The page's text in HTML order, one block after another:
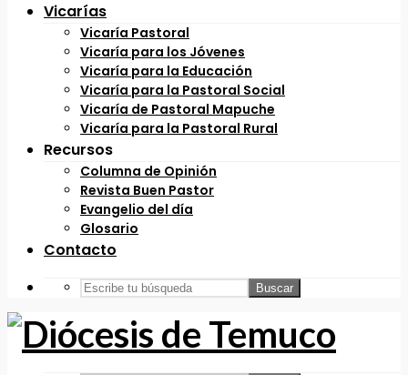
Vicarías
Vicaría Pastoral
Vicaría para los Jóvenes
Vicaría para la Educación
Vicaría para la Pastoral Social
Vicaría de Pastoral Mapuche
Vicaría para la Pastoral Rural
Recursos
Columna de Opinión
Revista Buen Pastor
Evangelio del día
Glosario
Contacto
Buscar